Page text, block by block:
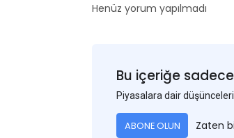
Henüz yorum yapılmadı
Bu içeriğe
Piyasalara dair
ABONE OLUN Zaten